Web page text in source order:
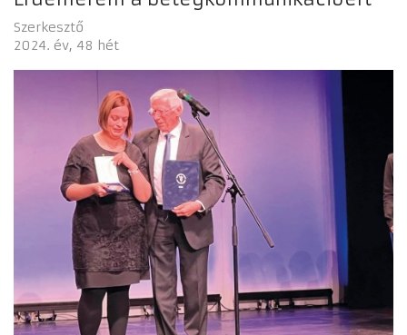
Szerkesztő
2024. év 48 hét